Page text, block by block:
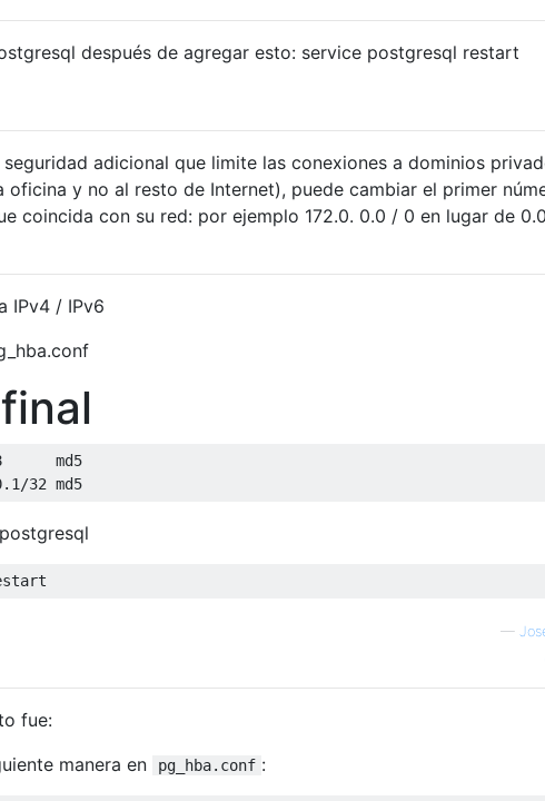
después de agregar esto: service postgresql restart
adicional que limite las conexiones a dominios
oficina y no al resto de Internet), puede cambiar el primer
coincida con su red: por ejemplo 172.0. 0.0 / 0 en lugar de
IPv4 / IPv6
      md5
/32 md5
—
fue:
manera en
pg_hba.conf :